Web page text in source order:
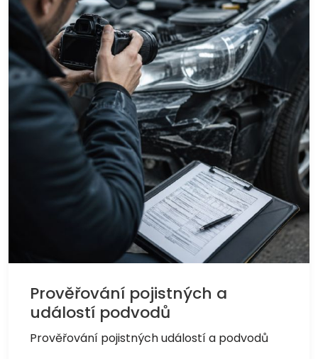
Prověřování pojistných a
událostí podvodů
Prověřování pojistných událostí a podvodů